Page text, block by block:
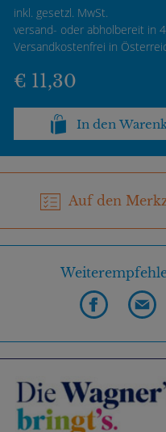
inkl. gesetzl. MwSt.
versand- oder abholbereit in
Versandkostenfrei in
€ 11,30
In den
Auf den